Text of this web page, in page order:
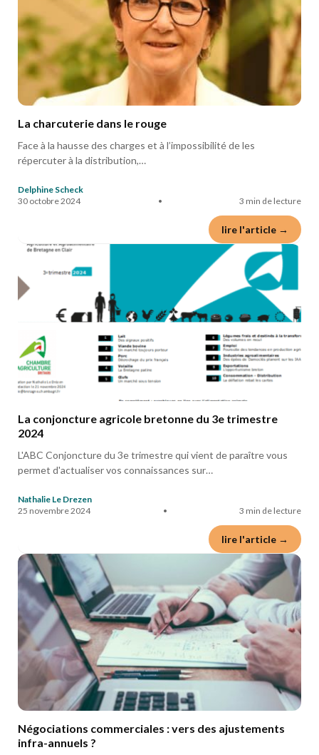
La charcuterie dans le rouge
Face à la hausse des charges et à l’impossibilité de les
répercuter à la distribution,…
Delphine Scheck
30 octobre 2024
• 3 min de lecture
lire l'article →
La conjoncture agricole bretonne du 3e trimestre
2024
L'ABC Conjoncture du 3e trimestre qui vient de paraître vous
permet d'actualiser vos connaissances sur…
Nathalie Le Drezen
25 novembre 2024
• 3 min de lecture
lire l'article →
Négociations commerciales : vers des ajustements
infra-annuels ?